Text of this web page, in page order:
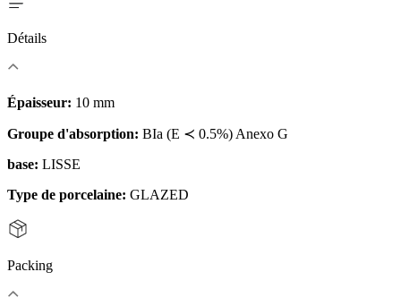
Détails
Épaisseur: 10 mm
Groupe d'absorption: BIa (E ≺ 0.5%) Anexo G
base: LISSE
Type de porcelaine: GLAZED
Packing